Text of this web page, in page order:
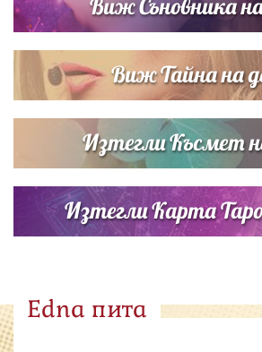
Виж Съновника
Виж Тайна на
Изтегли Късмет
Изтегли Карта
Edna пита